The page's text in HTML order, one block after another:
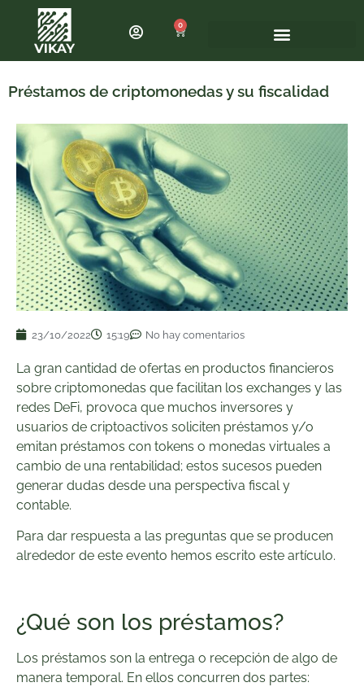
0
Préstamos de criptomonedas y su fiscalidad
23/10/2022 15:19 No hay comentarios
La gran cantidad de ofertas en productos financieros
sobre criptomonedas que facilitan los exchanges y las
redes DeFi, provoca que muchos inversores y
usuarios de criptoactivos soliciten préstamos y/o
emitan préstamos con tokens o monedas virtuales a
cambio de una rentabilidad; estos sucesos pueden
generar dudas desde una perspectiva fiscal y
contable.
Para dar respuesta a las preguntas que se producen
alrededor de este evento hemos escrito este artículo.
¿Qué son los préstamos?
Los préstamos son la entrega o recepción de algo de
manera temporal. En ellos concurren dos partes: